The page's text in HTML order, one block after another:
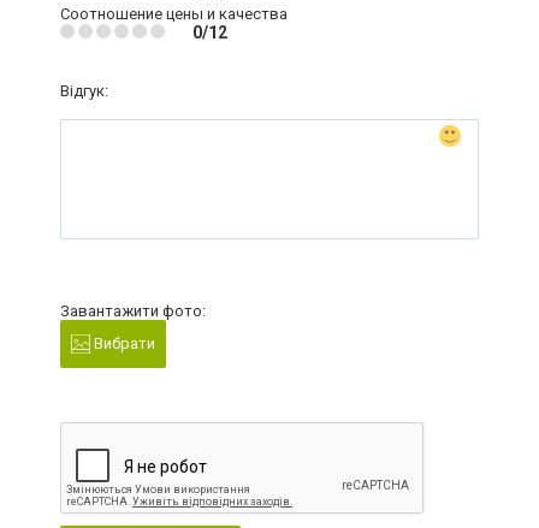
Соотношение цены и качества
0/12
Відгук:
Завантажити фото:
Вибрати